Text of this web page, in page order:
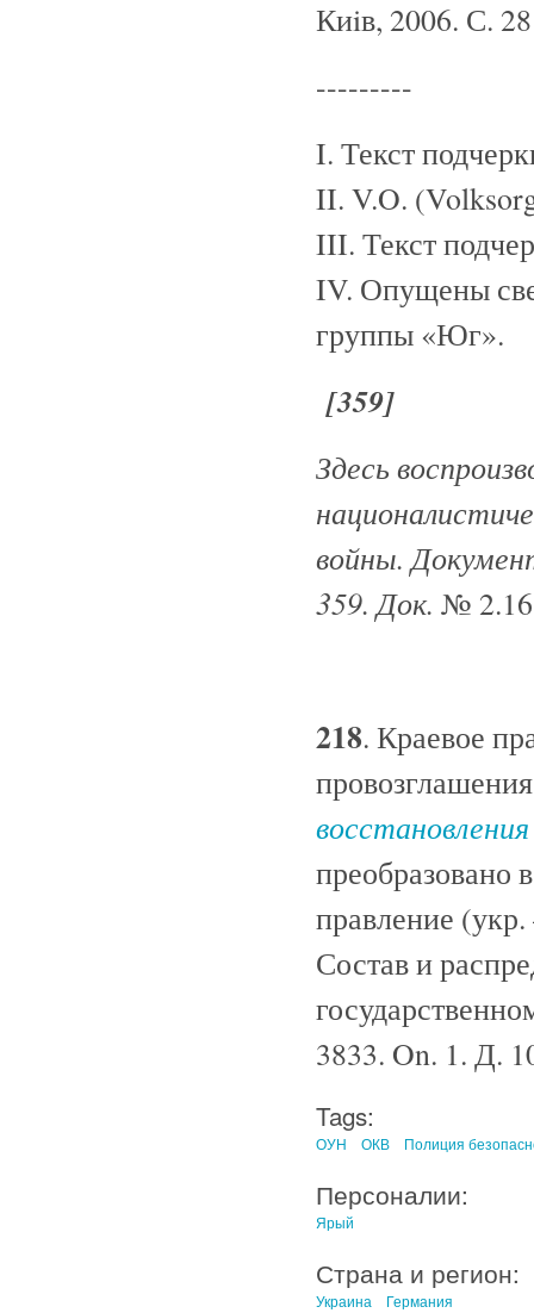
Киiв, 2006. С.
---------
I. Текст
II. V.O.
III. Текст
IV. Опущены
группы «Юг».
[359]
Здесь
войны.
359. Док. №
218. Краевое
преобразовано
правление
Состав и
3833. On. 1. Д.
Tags:
ОУН ОКВ Полиция
Персоналии:
Ярый
Страна и регион:
Украина Германия